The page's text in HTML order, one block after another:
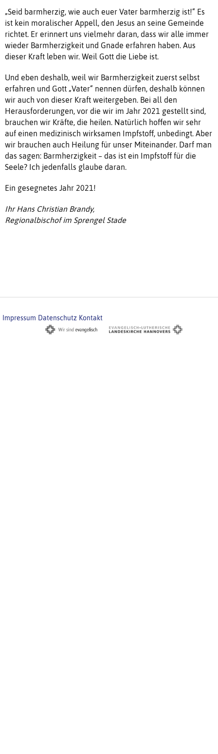
„Seid barmherzig, wie auch euer Vater barmherzig ist!“ Es
ist kein moralischer Appell, den Jesus an seine Gemeinde
richtet. Er erinnert uns vielmehr daran, dass wir alle immer
wieder Barmherzigkeit und Gnade erfahren haben. Aus
dieser Kraft leben wir. Weil Gott die Liebe ist.
Und eben deshalb, weil wir Barmherzigkeit zuerst selbst
erfahren und Gott „Vater“ nennen dürfen, deshalb können
wir auch von dieser Kraft weitergeben. Bei all den
Herausforderungen, vor die wir im Jahr 2021 gestellt sind,
brauchen wir Kräfte, die heilen. Natürlich hoffen wir sehr
auf einen medizinisch wirksamen Impfstoff, unbedingt. Aber
wir brauchen auch Heilung für unser Miteinander. Darf man
das sagen: Barmherzigkeit – das ist ein Impfstoff für die
Seele? Ich jedenfalls glaube daran.
Ein gesegnetes Jahr 2021!
Ihr Hans Christian Brandy,
Regionalbischof im Sprengel Stade
Impressum Datenschutz Kontakt